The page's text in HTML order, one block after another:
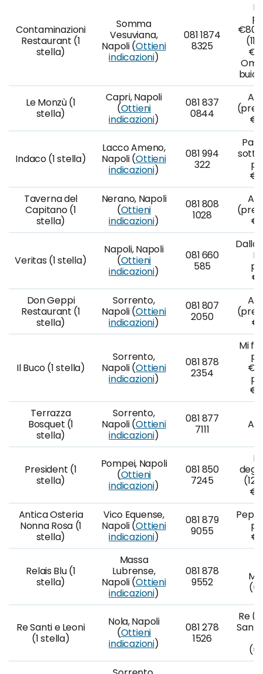
Contaminazioni
Restaurant (1
stella)
Somma
Vesuviana,
Napoli (Ottieni
indicazioni)
081 1874
8325
(11
buio
Le Monzù (1
stella)
Capri, Napoli
(Ottieni
indicazioni)
081 837
0844
A
Indaco (1 stella)
Lacco Ameno,
Napoli (Ottieni
indicazioni)
081 994
322
Taverna del
Capitano (1
stella)
Nerano, Napoli
(Ottieni
indicazioni)
081 808
1028
A
Veritas (1 stella)
Napoli, Napoli
(Ottieni
indicazioni)
081 660
585
Dalla
Don Geppi
Restaurant (1
stella)
Sorrento,
Napoli (Ottieni
indicazioni)
081 807
2050
A
Il Buco (1 stella)
Sorrento,
Napoli (Ottieni
indicazioni)
081 878
2354
Mi
Terrazza
Bosquet (1
stella)
Sorrento,
Napoli (Ottieni
indicazioni)
081 877
7111
A
President (1
stella)
Pompei, Napoli
(Ottieni
indicazioni)
081 850
7245
(12
Antica Osteria
Nonna Rosa (1
stella)
Vico Equense,
Napoli (Ottieni
indicazioni)
081 879
9055
Relais Blu (1
stella)
Massa
Lubrense,
Napoli (Ottieni
indicazioni)
081 878
9552
Re Santi e Leoni
(1 stella)
Nola, Napoli
(Ottieni
indicazioni)
081 278
1526
Re